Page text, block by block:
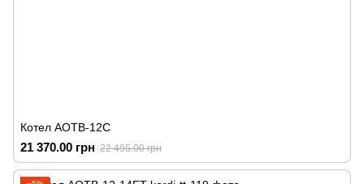
Котел АОТВ-12С
21 370.00 грн 22 495.00 грн